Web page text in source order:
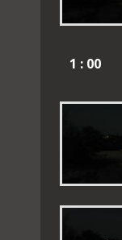
1 : 00